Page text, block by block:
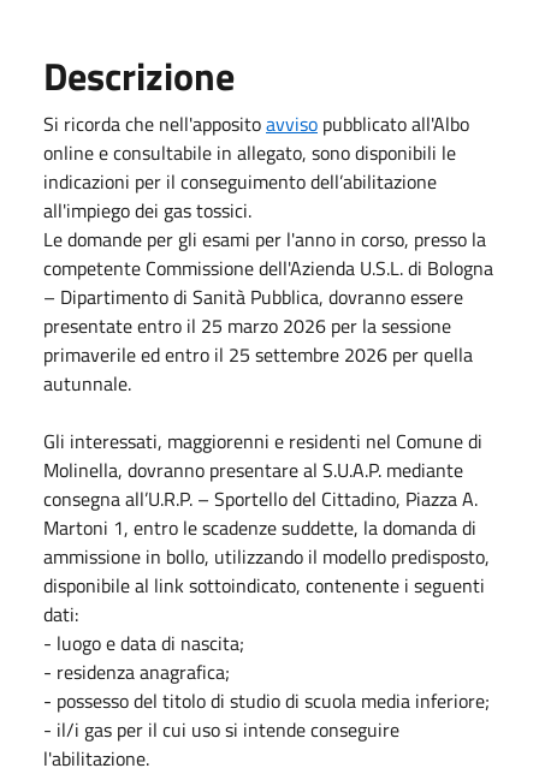
Descrizione
Si ricorda che nell'appositoavviso pubblicato all'Albo
online e consultabile in allegato, sono disponibili le
indicazioni per il conseguimento dell’abilitazione
all'impiego dei gas tossici.
Le domande per gli esami per l'anno in corso, presso la
competente Commissione dell'Azienda U.S.L. di Bologna
– Dipartimento di Sanità Pubblica, dovranno essere
presentate entro il 25 marzo 2026 per la sessione
primaverile ed entro il 25 settembre 2026 per quella
autunnale.
Gli interessati, maggiorenni e residenti nel Comune di
Molinella, dovranno presentare al S.U.A.P. mediante
consegna all’U.R.P. – Sportello del Cittadino, Piazza A.
Martoni 1, entro le scadenze suddette, la domanda di
ammissione in bollo, utilizzando il modello predisposto,
disponibile al link sottoindicato, contenente i seguenti
dati:
- luogo e data di nascita;
- residenza anagrafica;
- possesso del titolo di studio di scuola media inferiore;
- il/i gas per il cui uso si intende conseguire
l'abilitazione.